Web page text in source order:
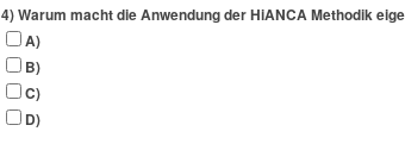
4) Warum macht die Anwendung der HiANCA Methodik
A)
B)
C)
D)